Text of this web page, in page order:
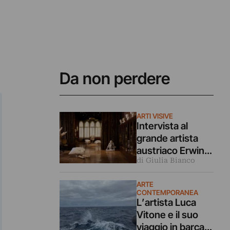
Da non perdere
ARTI VISIVE
Intervista al
grande artista
austriaco Erwin
Wurm (che è in
a Venezia)
di Giulia Bianco
ARTE
CONTEMPORANEA
L’artista Luca
Vitone e il suo
viaggio in barca